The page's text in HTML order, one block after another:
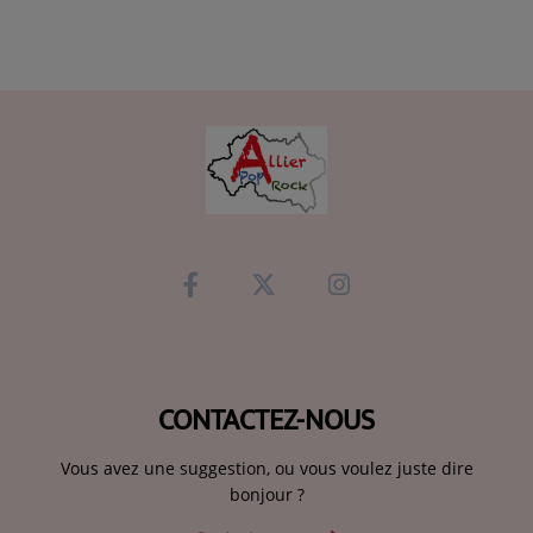
CONTACTEZ-NOUS
Vous avez une suggestion, ou vous voulez juste dire
bonjour ?